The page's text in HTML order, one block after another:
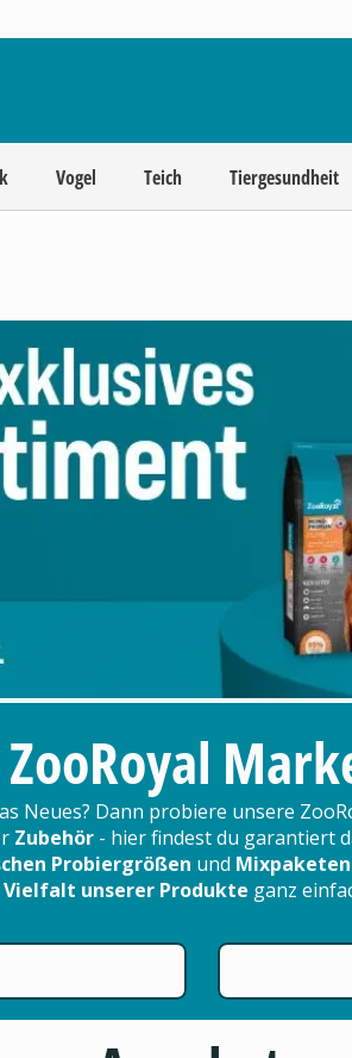
Vogel Teich Tiergesundheit
ZooRoyal
Neues? Dann probiere unsere
Zubehör - hier findest du garantiert
Probiergrößen und Mixpaketen
Vielfalt unserer Produkte ganz